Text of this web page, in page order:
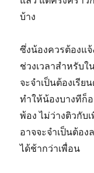
บ้าง
ซึ่งน้องควรต้องแ
ช่วงเวลาสำหรับ
จะจำเป็นต้องเรีย
ทำให้น้องบางทีก็
พ้อง ไม่ว่างติวกับ
อาจจะจำเป็นต้อง
ได้ช้ากว่าเพื่อน